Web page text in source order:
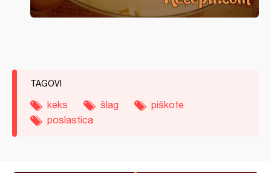
TAGOVI
keks šlag
piškote
poslastica